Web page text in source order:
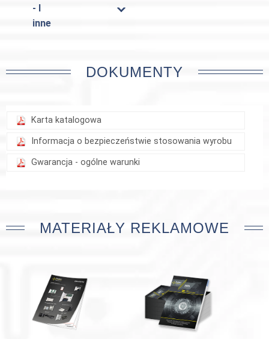
- I
inne
DOKUMENTY
Karta katalogowa
Informacja o bezpieczeństwie stosowania wyrobu
Gwarancja - ogólne warunki
MATERIAŁY REKLAMOWE